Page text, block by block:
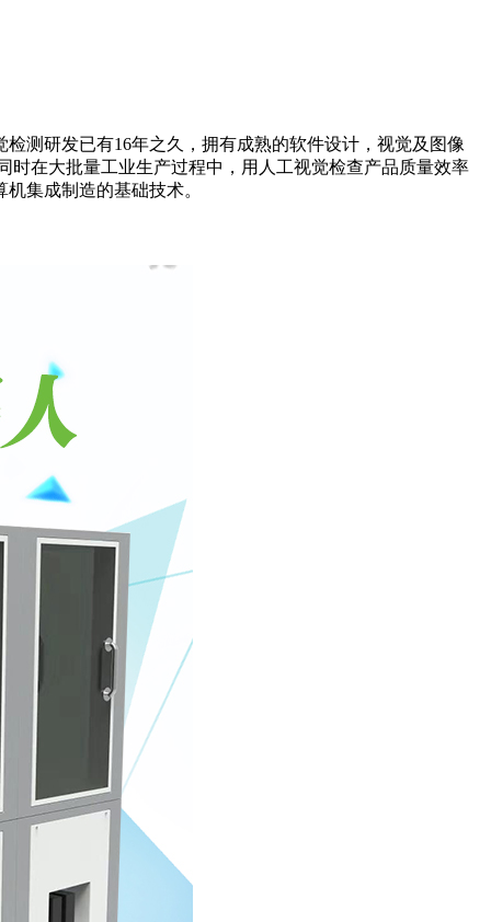
测研发已有16年之久，拥有成熟的软件设计，视觉及图像
在大批量工业生产过程中，用人工视觉检查产品质量效率
集成制造的基础技术。